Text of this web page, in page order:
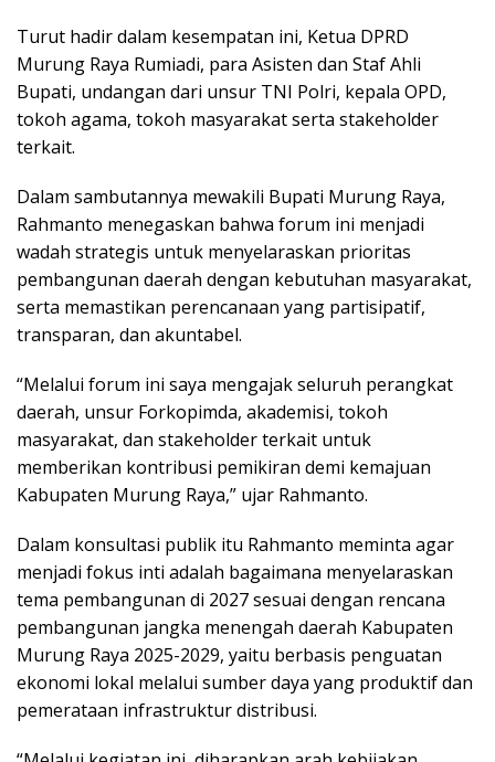
Turut hadir dalam kesempatan ini, Ketua DPRD
Murung Raya Rumiadi, para Asisten dan Staf Ahli
Bupati, undangan dari unsur TNI Polri, kepala OPD,
tokoh agama, tokoh masyarakat serta stakeholder
terkait.
Dalam sambutannya mewakili Bupati Murung Raya,
Rahmanto menegaskan bahwa forum ini menjadi
wadah strategis untuk menyelaraskan prioritas
pembangunan daerah dengan kebutuhan masyarakat,
serta memastikan perencanaan yang partisipatif,
transparan, dan akuntabel.
“Melalui forum ini saya mengajak seluruh perangkat
daerah, unsur Forkopimda, akademisi, tokoh
masyarakat, dan stakeholder terkait untuk
memberikan kontribusi pemikiran demi kemajuan
Kabupaten Murung Raya,” ujar Rahmanto.
Dalam konsultasi publik itu Rahmanto meminta agar
menjadi fokus inti adalah bagaimana menyelaraskan
tema pembangunan di 2027 sesuai dengan rencana
pembangunan jangka menengah daerah Kabupaten
Murung Raya 2025-2029, yaitu berbasis penguatan
ekonomi lokal melalui sumber daya yang produktif dan
pemerataan infrastruktur distribusi.